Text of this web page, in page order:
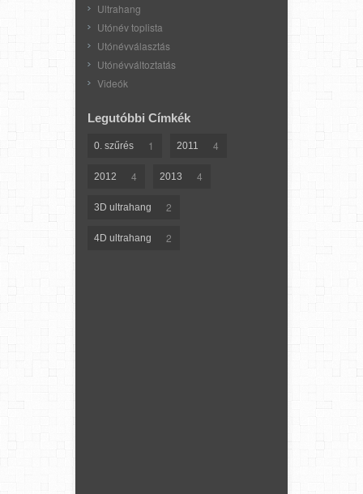
Ultrahang
Utónév toplista
Utónévválasztás
Utónévváltoztatás
Videók
Legutóbbi Címkék
0. szűrés 1 2011 4
2012 4 2013 4
3D ultrahang 2
4D ultrahang 2